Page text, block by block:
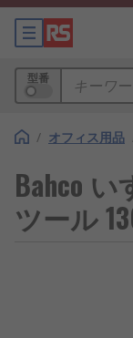
型番
/ オフィス用品
Bahco
ツール